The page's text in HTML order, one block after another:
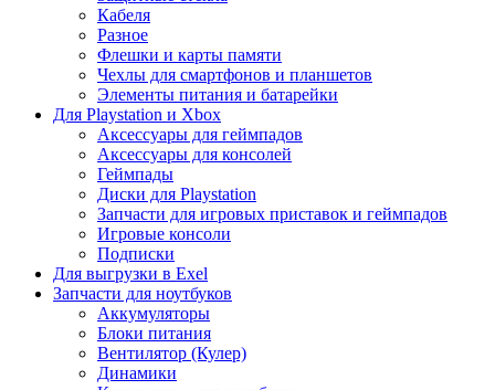
Кабеля
Разное
Флешки и карты памяти
Чехлы для смартфонов и планшетов
Элементы питания и батарейки
Для Playstation и Xbox
Аксессуары для геймпадов
Аксессуары для консолей
Геймпады
Диски для Playstation
Запчасти для игровых приставок и геймпадов
Игровые консоли
Подписки
Для выгрузки в Exel
Запчасти для ноутбуков
Аккумуляторы
Блоки питания
Вентилятор (Кулер)
Динамики